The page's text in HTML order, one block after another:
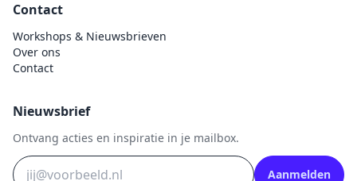
Contact
Workshops & Nieuwsbrieven
Over ons
Contact
Nieuwsbrief
Ontvang acties en inspiratie in je mailbox.
Aanmelden